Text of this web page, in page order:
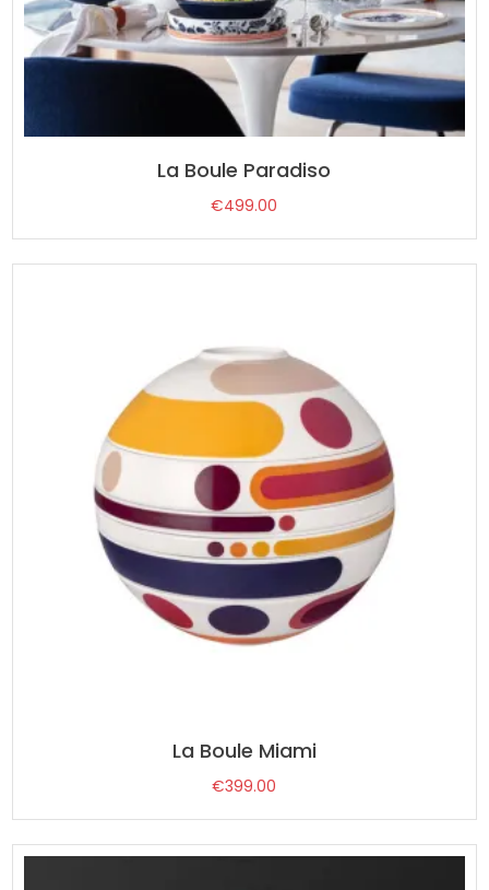
La Boule Paradiso
€499.00
La Boule Miami
€399.00